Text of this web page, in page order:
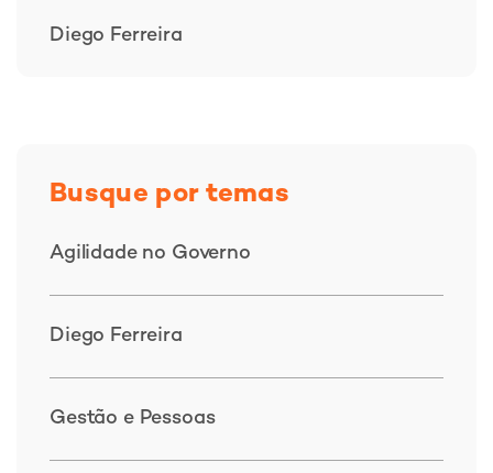
Diego Ferreira
Busque por temas
Agilidade no Governo
Diego Ferreira
Gestão e Pessoas